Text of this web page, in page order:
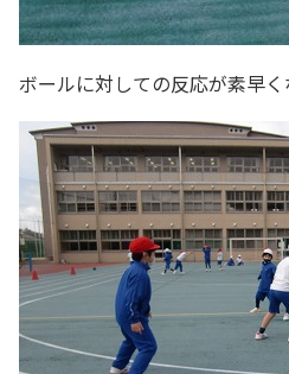
ボールに対しての反応が素早く